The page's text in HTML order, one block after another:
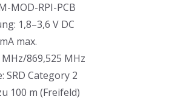
MOD-RPI-PCB
1,8–3,6 V DC
max.
869,525 MHz
Category 2
100 m (Freifeld)